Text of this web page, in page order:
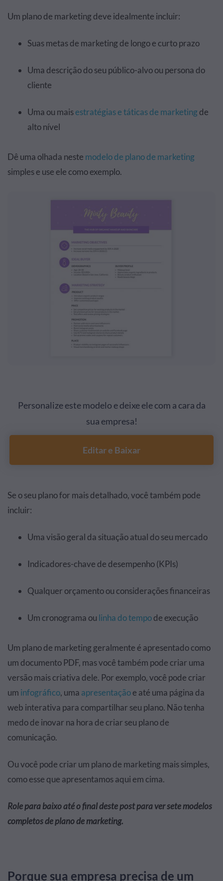
Um plano de marketing deve idealmente incluir:
Suas metas de marketing de longo e curto prazo
Uma descrição do seu público-alvo ou persona do
cliente
Uma ou maisestratégias e táticas de marketingde
alto nível
Dê uma olhada neste modelo de plano de marketing
simples e use ele como exemplo.
Personalize este modelo e deixe ele com a cara da
sua empresa!
Editar e Baixar
Se o seu plano for mais detalhado, você também pode
incluir:
Uma visão geral da situação atual do seu mercado
Indicadores-chave de desempenho (KPIs)
Qualquer orçamento ou considerações financeiras
Um cronograma ou linha do tempode execução
Um plano de marketing geralmente é apresentado como
um documento PDF, mas você também pode criar uma
versão mais criativa dele. Por exemplo, você pode criar
um infográfico, uma apresentaçãoe até uma página da
web interativa para compartilhar seu plano. Não tenha
medo de inovar na hora de criar seu plano de
comunicação.
Ou você pode criar um plano de marketing mais simples,
como esse que apresentamos aqui em cima.
Role para baixo até o final deste post para ver sete modelos
completos de plano de marketing.
Porque sua empresa precisa de um